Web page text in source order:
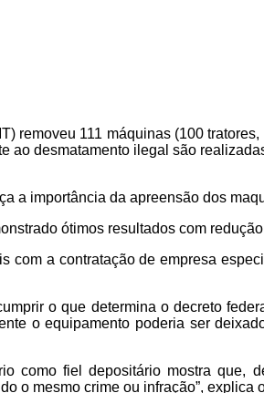
removeu 111 máquinas (100
desmatamento ilegal são
a importância da apreensão dos
ótimos resultados com
a contratação de empresa
o que determina o decreto
o equipamento poderia ser
como fiel depositário mostra que,
o mesmo crime ou infração”, explica